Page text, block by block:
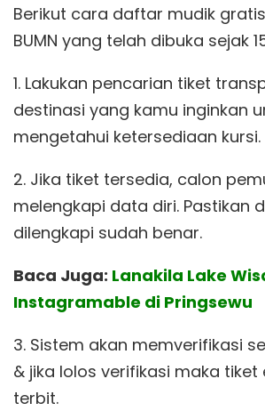
Berikut cara daftar mudik
BUMN yang telah dibuka sejak
1. Lakukan pencarian tiket
destinasi yang kamu inginkan
mengetahui ketersediaan kursi.
2. Jika tiket tersedia, calon
melengkapi data diri. Pastikan
dilengkapi sudah benar.
Baca Juga: Lanakila Lake
Instagramable di Pringsewu
3. Sistem akan memverifikasi
& jika lolos verifikasi maka tiket
terbit.